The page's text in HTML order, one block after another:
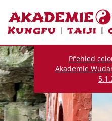
Přehled
Akademie